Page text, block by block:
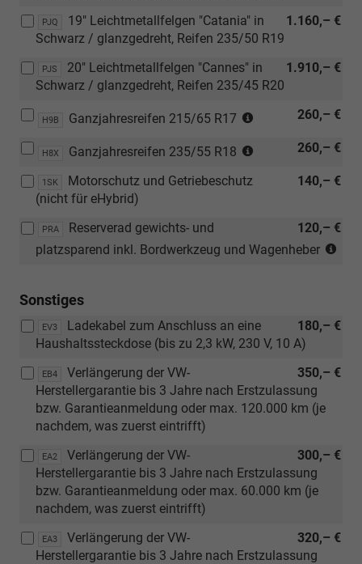
PJQ 1.160,– €
19" Leichtmetallfelgen "Catania" in
Schwarz / glanzgedreht, Reifen 235/50 R19
PJS 1.910,– €
20" Leichtmetallfelgen "Cannes" in
Schwarz / glanzgedreht, Reifen 235/45 R20
H9B 260,– €
Ganzjahresreifen 215/65 R17
Verbindung
Leichtmetallfelgen
[PJP]
[PJQ]
19"
"Catania",
[PJS]
20"
"Cannes"
oder
[PJU]
H8X 260,– €
Ganzjahresreifen 235/55 R18
Verbindung
Leichtmetallfelgen
1SK 140,– €
Motorschutz und Getriebeschutz
(nicht für eHybrid)
PRA 120,– €
Reserverad gewichts- und
platzsparend inkl. Bordwerkzeug und Wagenheber
Sonstiges
EV3 180,– €
Ladekabel zum Anschluss an eine
Haushaltssteckdose (bis zu 2,3 kW, 230 V, 10 A)
EB4 350,– €
Verlängerung der VW-
Herstellergarantie bis 3 Jahre nach Erstzulassung
bzw. Garantieanmeldung oder max. 120.000 km (je
nachdem, was zuerst eintrifft)
EA2 300,– €
Verlängerung der VW-
Herstellergarantie bis 3 Jahre nach Erstzulassung
bzw. Garantieanmeldung oder max. 60.000 km (je
nachdem, was zuerst eintrifft)
EA3 320,– €
Verlängerung der VW-
Herstellergarantie bis 3 Jahre nach Erstzulassung